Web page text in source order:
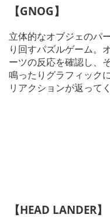
【GNOG】
立体的なオブジェのパ
り回すパズルゲーム。
ーツの反応を確認し、
鳴ったりグラフィック
リアクションが返って
【HEAD LANDER】